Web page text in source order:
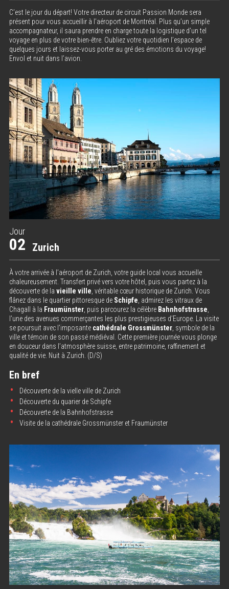
C’est le jour du départ! Votre directeur de circuit Passion Monde sera
présent pour vous accueillir à l’aéroport de Montréal. Plus qu’un simple
accompagnateur, il saura prendre en charge toute la logistique d’un tel
voyage en plus de votre bien-être. Oubliez votre quotidien l’espace de
quelques jours et laissez-vous porter au gré des émotions du voyage!
Envol et nuit dans l’avion.
Jour
02 Zurich
À votre arrivée à l’aéroport de Zurich, votre guide local vous accueille
chaleureusement. Transfert privé vers votre hôtel, puis vous partez à la
découverte de la vieille ville , véritable cœur historique de Zurich. Vous
flânez dans le quartier pittoresque de Schipfe , admirez les vitraux de
Chagall à la Fraumünster , puis parcourez la célèbre Bahnhofstrasse
l’une des avenues commerçantes les plus prestigieuses d’Europe. La visite
se poursuit avec l’imposante cathédrale Grossmünster , symbole de la
ville et témoin de son passé médiéval. Cette première journée vous plonge
en douceur dans l’atmosphère suisse, entre patrimoine, raffinement et
qualité de vie. Nuit à Zurich. (D/S)
En bref
Découverte de la vielle ville de Zurich
Découverte du quarier de Schipfe
Découverte de la Bahnhofstrasse
Visite de la cathédrale Grossmünster et Fraumünster